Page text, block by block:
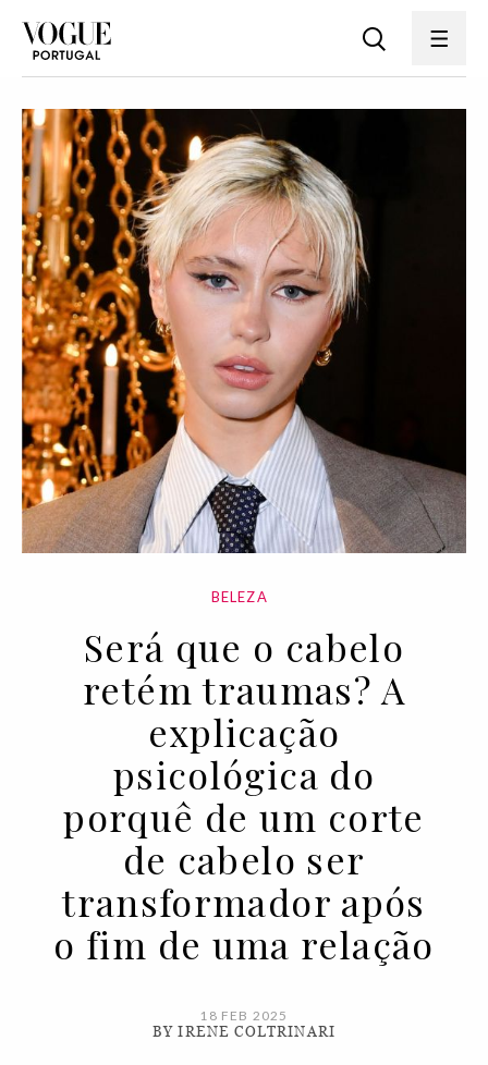
BELEZA
Será que o cabelo
retém traumas? A
explicação
psicológica do
porquê de um corte
de cabelo ser
transformador após
o fim de uma relação
18 FEB 2025
BY IRENE COLTRINARI